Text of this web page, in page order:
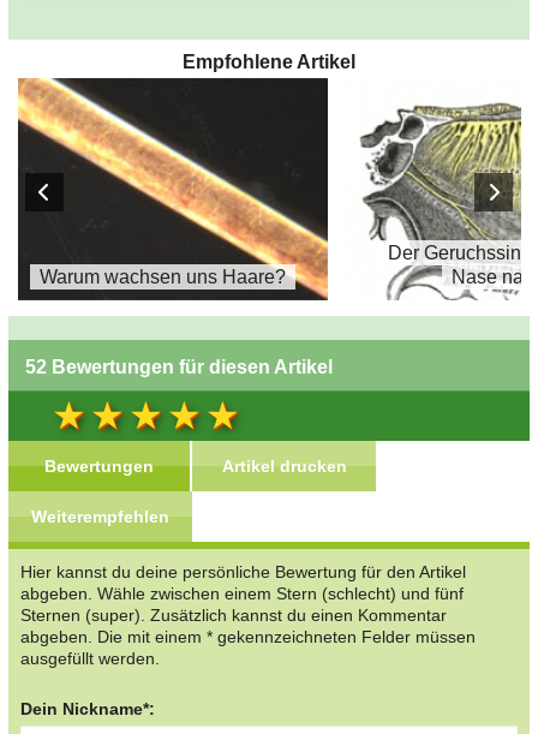
Empfohlene Artikel
Warum wachsen uns Haare?
Der
Nase
52 Bewertungen für diesen Artikel
Bewertungen Artikel drucken
Weiterempfehlen
Hier kannst du deine persönliche Bewertung für den Artikel
abgeben. Wähle zwischen einem Stern (schlecht) und fünf
Sternen (super). Zusätzlich kannst du einen Kommentar
abgeben. Die mit einem * gekennzeichneten Felder müssen
ausgefüllt werden.
Dein Nickname*: